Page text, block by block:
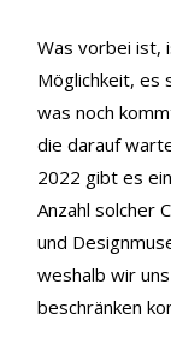
Was vorbei ist,
Möglichkeit, es
was noch
die darauf
2022 gibt es
Anzahl solcher
und
weshalb wir
beschränken